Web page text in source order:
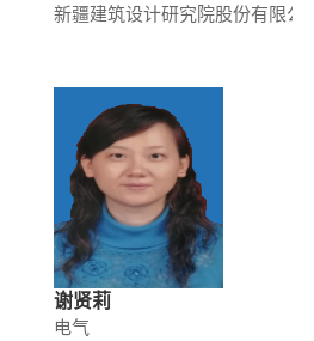
新疆建筑设计研究院股份有限公司
谢贤莉
电气